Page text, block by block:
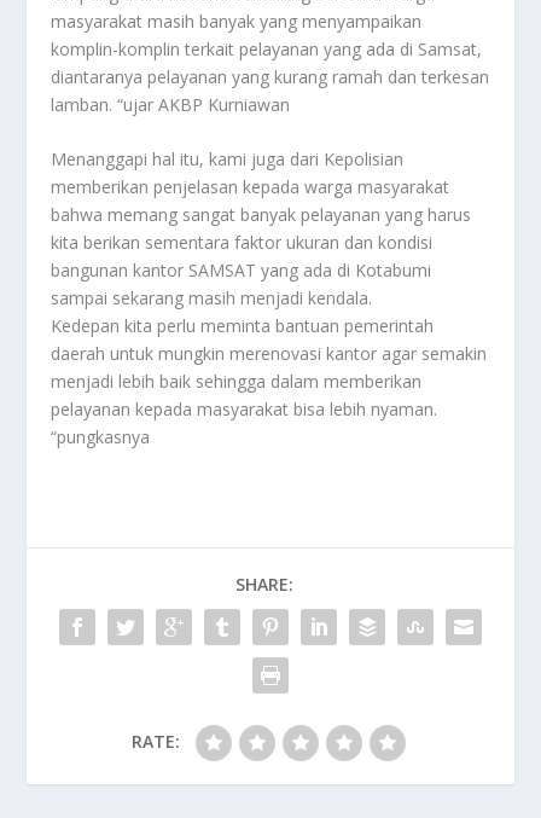
masyarakat masih banyak yang menyampaikan
komplin-komplin terkait pelayanan yang ada di Samsat,
diantaranya pelayanan yang kurang ramah dan terkesan
lamban. “ujar AKBP Kurniawan
Menanggapi hal itu, kami juga dari Kepolisian
memberikan penjelasan kepada warga masyarakat
bahwa memang sangat banyak pelayanan yang harus
kita berikan sementara faktor ukuran dan kondisi
bangunan kantor SAMSAT yang ada di Kotabumi
sampai sekarang masih menjadi kendala.
Kedepan kita perlu meminta bantuan pemerintah
daerah untuk mungkin merenovasi kantor agar semakin
menjadi lebih baik sehingga dalam memberikan
pelayanan kepada masyarakat bisa lebih nyaman.
“pungkasnya
SHARE:
RATE: